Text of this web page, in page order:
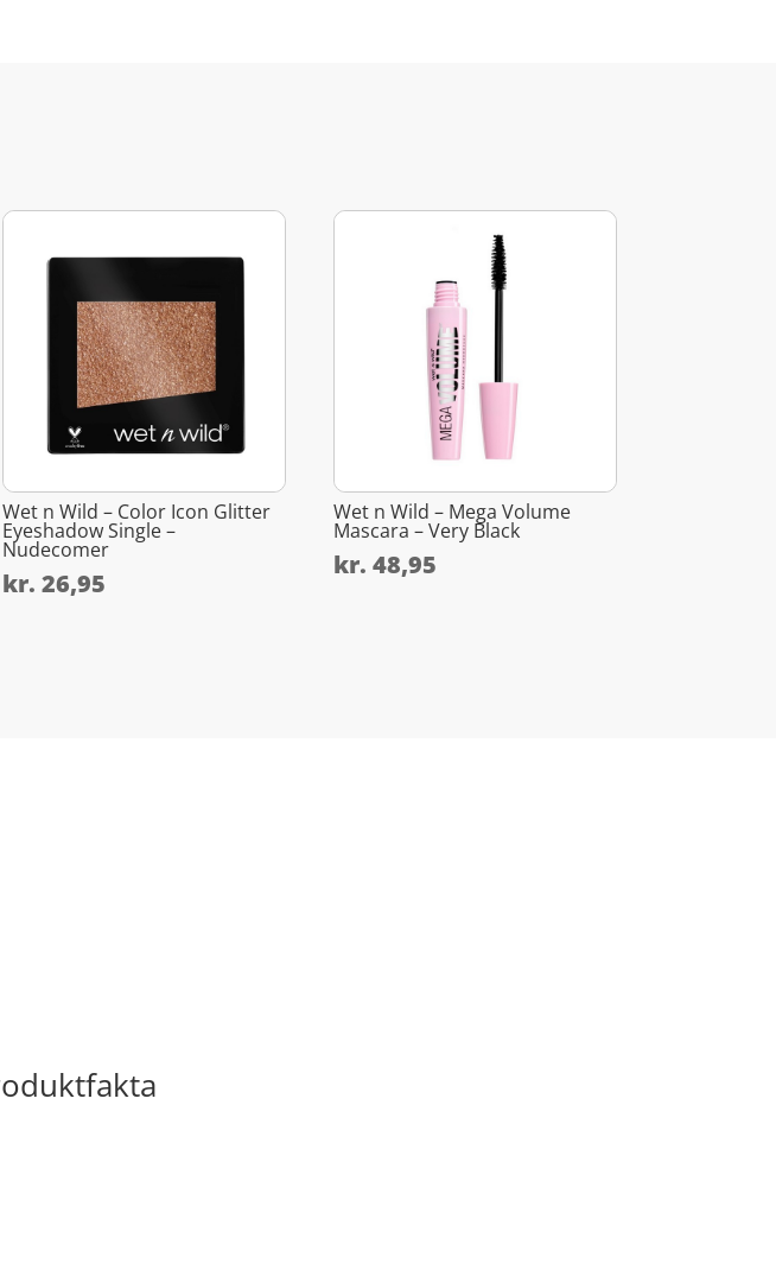
Wet n Wild – Color Icon Glitter
Eyeshadow Single –
Nudecomer
kr. 26,95
Wet n Wild – Mega Volume
Mascara – Very Black
kr. 48,95